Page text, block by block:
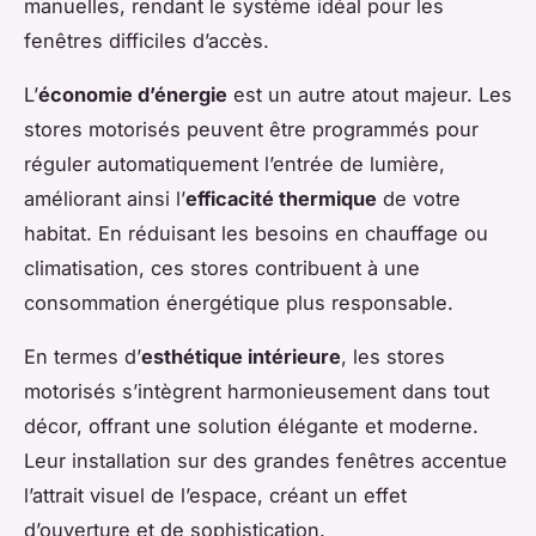
manuelles, rendant le système idéal pour les
fenêtres difficiles d’accès.
L’économie d’énergie est un autre atout majeur. Les
stores motorisés peuvent être programmés pour
réguler automatiquement l’entrée de lumière,
améliorant ainsi l’efficacité thermique de votre
habitat. En réduisant les besoins en chauffage ou
climatisation, ces stores contribuent à une
consommation énergétique plus responsable.
En termes d’esthétique intérieure, les stores
motorisés s’intègrent harmonieusement dans tout
décor, offrant une solution élégante et moderne.
Leur installation sur des grandes fenêtres accentue
l’attrait visuel de l’espace, créant un effet
d’ouverture et de sophistication.